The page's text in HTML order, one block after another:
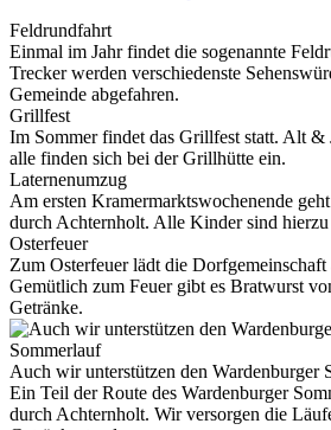
Feldrundfahrt
Einmal im Jahr findet die sogenannte
Trecker werden verschiedenste
Gemeinde abgefahren.
Grillfest
Im Sommer findet das Grillfest statt. Alt
alle finden sich bei der Grillhütte ein.
Laternenumzug
Am ersten Kramermarktswochenende
durch Achternholt. Alle Kinder sind
Osterfeuer
Zum Osterfeuer lädt die Dorfgemeinschaft
Gemütlich zum Feuer gibt es Bratwurst
Getränke.
Sommerlauf
Auch wir unterstützen den Wardenburger
Ein Teil der Route des Wardenburger
durch Achternholt. Wir versorgen die